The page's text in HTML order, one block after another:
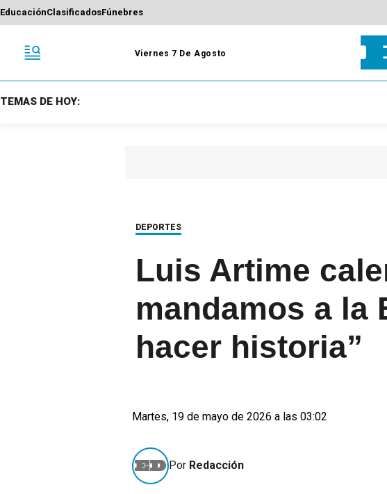
EducaciónClasificadosFúnebres
Viernes 7 De Agosto
TEMAS DE HOY:
DEPORTES
Luis Artime
mandamos a la
hacer historia”
Martes, 19 de mayo de 2026 a las 03:02
Por Redacción